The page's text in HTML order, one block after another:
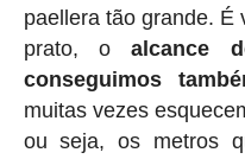
paellera tão grande. É
prato, oalcance
conseguimos
muitas vezes
ou seja, os metros